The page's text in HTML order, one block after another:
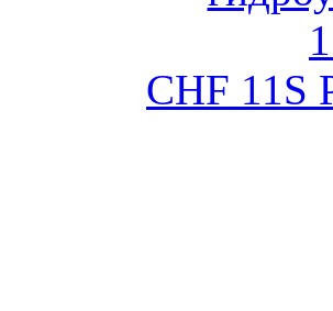
CHF 11S